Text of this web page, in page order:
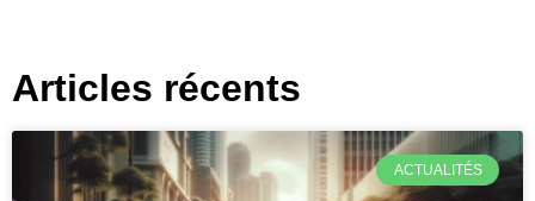
Articles récents
ACTUALITÉS